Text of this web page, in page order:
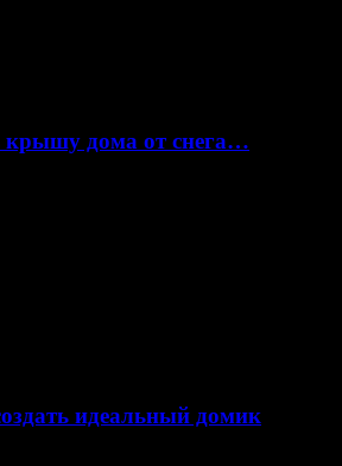
крышу дома от снега…
идеальный домик